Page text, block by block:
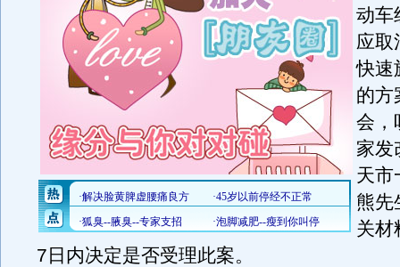
动车
应取
快速
的方
会，
家发
天市
熊先
关材
7日内决定是否受理此案。